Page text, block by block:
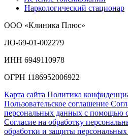
Наркологический стационар
ООО «Клиника Плюс»
ЛО-69-01-002279
ИНН 6949110978
ОГРН 1186952006922
Карта сайта Политика
Пользовательское соглашение
персональных данных с помощью
Согласие на обработку
обработки и защиты